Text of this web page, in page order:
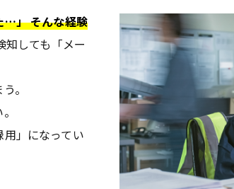
…」 そんな経験
知しても「メー
。
」になってい